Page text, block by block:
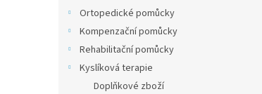
Ortopedické pomůcky
Kompenzační pomůcky
Rehabilitační pomůcky
Kyslíková terapie
Doplňkové zboží